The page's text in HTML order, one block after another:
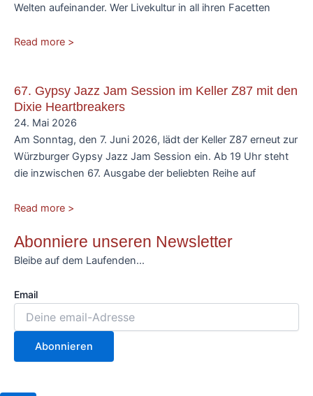
Welten aufeinander. Wer Livekultur in all ihren Facetten
Read more >
67. Gypsy Jazz Jam Session im Keller Z87 mit den
Dixie Heartbreakers
24. Mai 2026
Am Sonntag, den 7. Juni 2026, lädt der Keller Z87 erneut zur
Würzburger Gypsy Jazz Jam Session ein. Ab 19 Uhr steht
die inzwischen 67. Ausgabe der beliebten Reihe auf
Read more >
Abonniere unseren Newsletter
Bleibe auf dem Laufenden…
Email
Abonnieren